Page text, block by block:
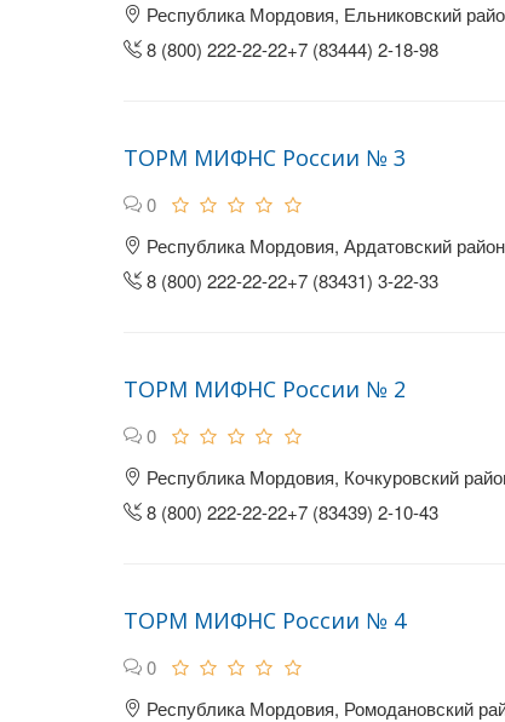
Республика Мордовия, Ельниковский
8 (800) 222-22-22+7 (83444) 2-18-98
ТОРМ МИФНС России № 3
0
Республика Мордовия, Ардатовский
8 (800) 222-22-22+7 (83431) 3-22-33
ТОРМ МИФНС России № 2
0
Республика Мордовия, Кочкуровский
8 (800) 222-22-22+7 (83439) 2-10-43
ТОРМ МИФНС России № 4
0
Республика Мордовия, Ромодановский